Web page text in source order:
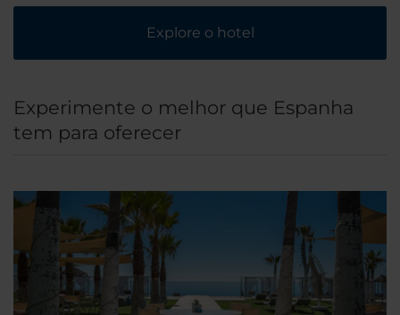
Explore o hotel
Experimente o melhor que Espanha
tem para oferecer